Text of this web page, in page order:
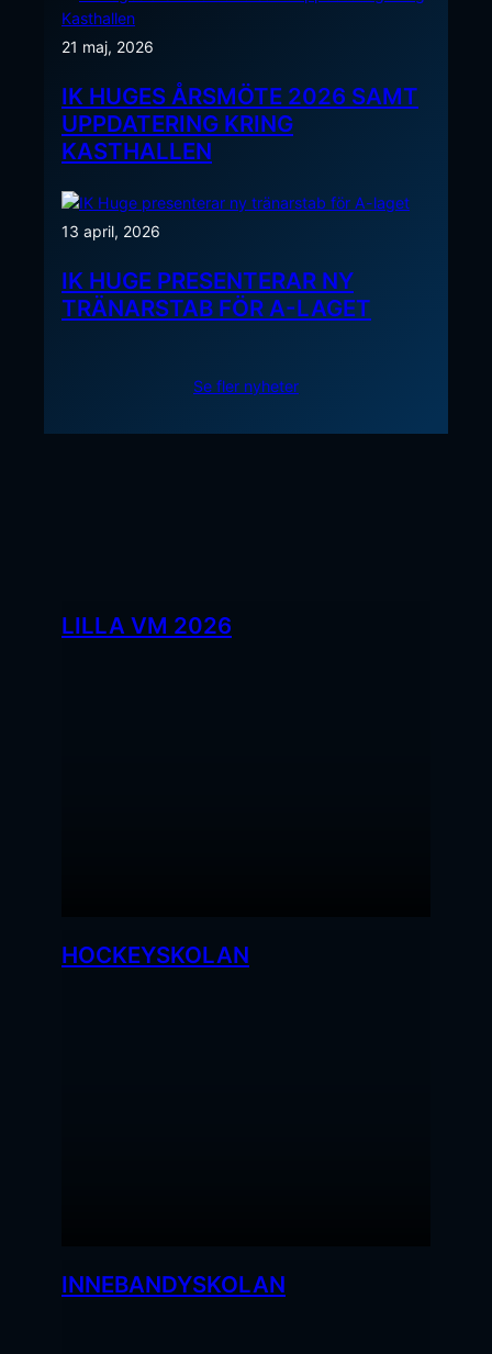
21 maj, 2026
IK HUGES ÅRSMÖTE 2026 SAMT
UPPDATERING KRING
KASTHALLEN
13 april, 2026
IK HUGE PRESENTERAR NY
TRÄNARSTAB FÖR A-LAGET
Se fler nyheter
LILLA VM 2026
HOCKEYSKOLAN
INNEBANDYSKOLAN